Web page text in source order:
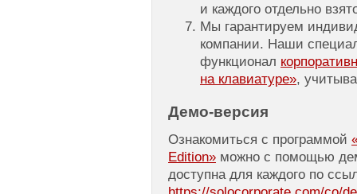
и каждого отдельно
Мы гарантируем
компании. Наши
функционал
на клавиатуре»,
Демо-версия
Ознакомиться с программой
Edition» можно с помощью
доступна для каждого по